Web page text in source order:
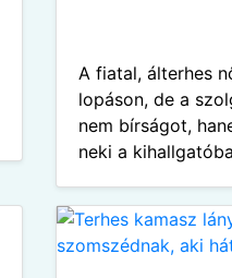
A fiatal, álterhes
lopáson, de a
nem bírságot,
neki a